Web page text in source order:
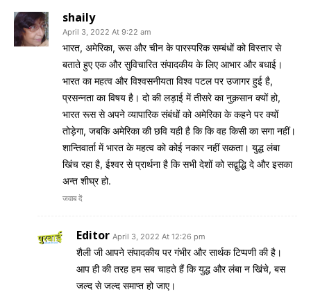
shaily
April 3, 2022 At 9:22 am
भारत, अमेरिका, रूस और चीन के पारस्परिक सम्बंधों को विस्तार से
बताते हुए एक और सुविचारित संपादकीय के लिए आभार और बधाई।
भारत का महत्व और विश्वसनीयता विश्व पटल पर उजागर हुई है,
प्रसन्नता का विषय है। दो की लड़ाई में तीसरे का नुक़सान क्यों हो,
भारत रूस से अपने व्यापारिक संबंधों को अमेरिका के कहने पर क्यों
तोड़ेगा, जबकि अमेरिका की छवि यही है कि कि वह किसी का सगा नहीं।
शान्तिवार्ता में भारत के महत्व को कोई नकार नहीं सकता। युद्ध लंबा
खिंच रहा है, ईश्वर से प्रार्थना है कि सभी देशों को सद्बुद्धि दे और इसका
अन्त शीघ्र हो.
जवाब दें
Editor April 3, 2022 At 12:26 pm
शैली जी आपने संपादकीय पर गंभीर और सार्थक टिप्पणी की है।
आप ही की तरह हम सब चाहते हैं कि युद्ध और लंबा न खिंचे, बस
जल्द से जल्द समाप्त हो जाए।